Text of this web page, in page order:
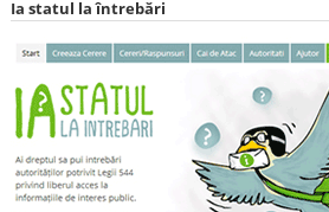
Ia statul la întrebări